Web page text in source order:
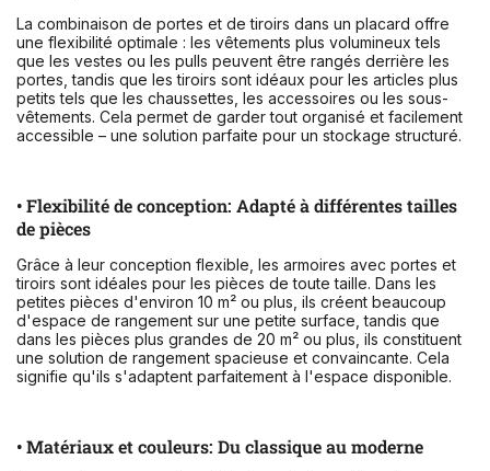
La combinaison de portes et de tiroirs dans un placard offre
une flexibilité optimale : les vêtements plus volumineux tels
que les vestes ou les pulls peuvent être rangés derrière les
portes, tandis que les tiroirs sont idéaux pour les articles plus
petits tels que les chaussettes, les accessoires ou les sous-
vêtements. Cela permet de garder tout organisé et facilement
accessible – une solution parfaite pour un stockage structuré.
• Flexibilité de conception: Adapté à différentes tailles
de pièces
Grâce à leur conception flexible, les armoires avec portes et
tiroirs sont idéales pour les pièces de toute taille. Dans les
petites pièces d'environ 10 m² ou plus, ils créent beaucoup
d'espace de rangement sur une petite surface, tandis que
dans les pièces plus grandes de 20 m² ou plus, ils constituent
une solution de rangement spacieuse et convaincante. Cela
signifie qu'ils s'adaptent parfaitement à l'espace disponible.
• Matériaux et couleurs: Du classique au moderne